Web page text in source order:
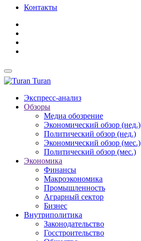
Контакты
Turan
Экспресс-анализ
Обзоры
Медиа обозрение
Экономический обзор (нед.)
Политический обзор (нед.)
Экономический обзор (мес.)
Политический обзор (мес.)
Экономика
Финансы
Макроэкономика
Промышленность
Аграрный сектор
Бизнес
Внутриполитика
Законодательство
Госстроительство